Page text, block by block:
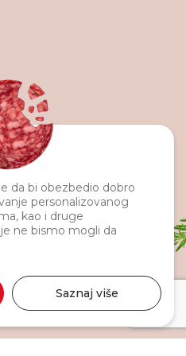
da bi obezbedio dobro
personalizovanog
kao i druge
ne bismo mogli da
Saznaj više
800g